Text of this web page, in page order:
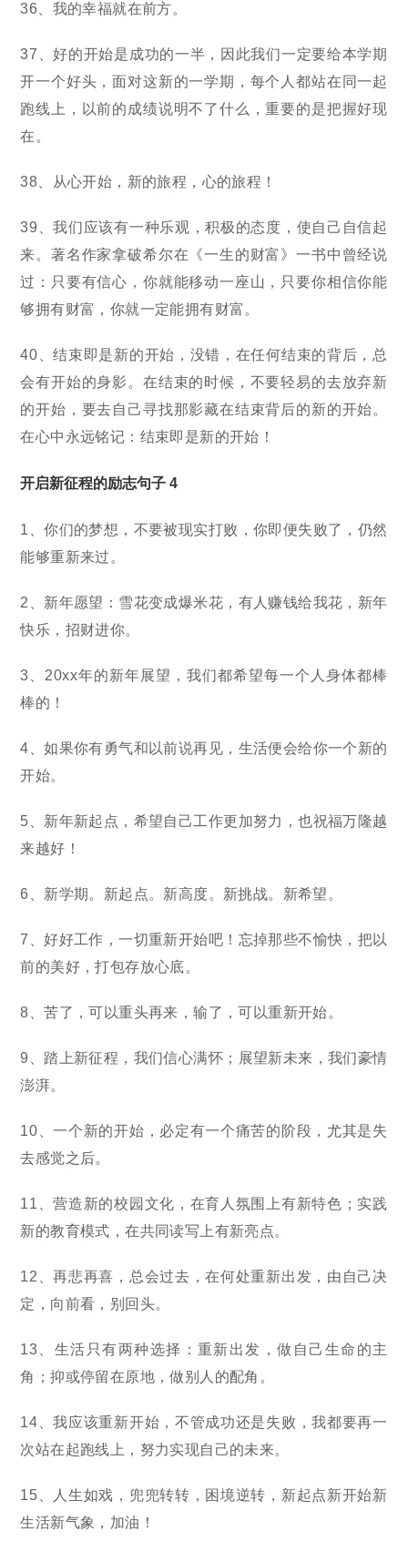
36、我的幸福就在前方。
37、好的开始是成功的一半，因此我们一定要给本学期
开一个好头，面对这新的一学期，每个人都站在同一起
跑线上，以前的成绩说明不了什么，重要的是把握好现
在。
38、从心开始，新的旅程，心的旅程！
39、我们应该有一种乐观，积极的态度，使自己自信起
来。著名作家拿破希尔在《一生的财富》一书中曾经说
过：只要有信心，你就能移动一座山，只要你相信你能
够拥有财富，你就一定能拥有财富。
40、结束即是新的开始，没错，在任何结束的背后，总
会有开始的身影。在结束的时候，不要轻易的去放弃新
的开始，要去自己寻找那影藏在结束背后的新的开始。
在心中永远铭记：结束即是新的开始！
开启新征程的励志句子 4
1、你们的梦想，不要被现实打败，你即便失败了，仍然
能够重新来过。
2、新年愿望：雪花变成爆米花，有人赚钱给我花，新年
快乐，招财进你。
3、20xx年的新年展望，我们都希望每一个人身体都棒
棒的！
4、如果你有勇气和以前说再见，生活便会给你一个新的
开始。
5、新年新起点，希望自己工作更加努力，也祝福万隆越
来越好！
6、新学期。新起点。新高度。新挑战。新希望。
7、好好工作，一切重新开始吧！忘掉那些不愉快，把以
前的美好，打包存放心底。
8、苦了，可以重头再来，输了，可以重新开始。
9、踏上新征程，我们信心满怀；展望新未来，我们豪情
澎湃。
10、一个新的开始，必定有一个痛苦的阶段，尤其是失
去感觉之后。
11、营造新的校园文化，在育人氛围上有新特色；实践
新的教育模式，在共同读写上有新亮点。
12、再悲再喜，总会过去，在何处重新出发，由自己决
定，向前看，别回头。
13、生活只有两种选择：重新出发，做自己生命的主
角；抑或停留在原地，做别人的配角。
14、我应该重新开始，不管成功还是失败，我都要再一
次站在起跑线上，努力实现自己的未来。
15、人生如戏，兜兜转转，困境逆转，新起点新开始新
生活新气象，加油！